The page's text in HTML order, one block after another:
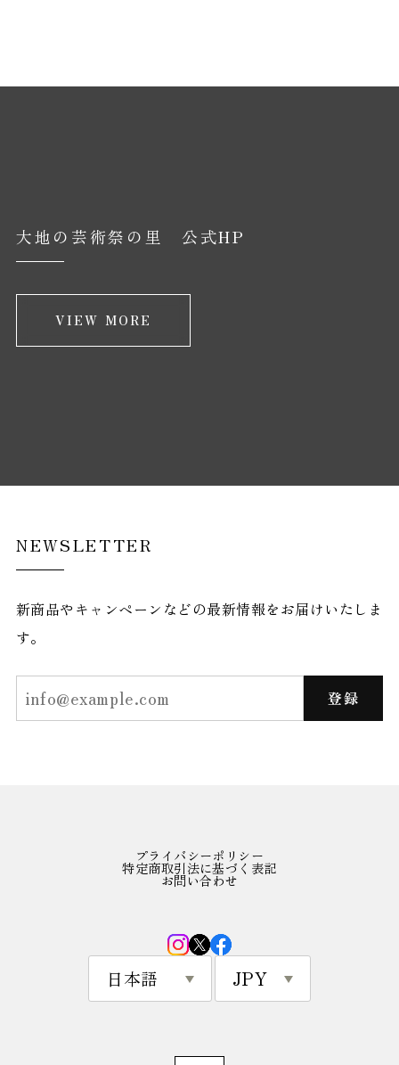
大地の芸術祭の里 公式HP
VIEW MORE
NEWSLETTER
新商品やキャンペーンなどの最新情報をお届けいたしま
す。
登録
プライバシーポリシー
特定商取引法に基づく表記
お問い合わせ